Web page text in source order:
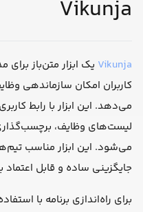
Vikunja
Vikunja یک ابزار متن‌باز
کاربران امکان سازماندهی
می‌دهد. این ابزار با رابط
لیست‌های وظایف،
می‌شود. این ابزار مناسب
جایگزینی ساده و قابل
برای راه‌اندازی برنامه با